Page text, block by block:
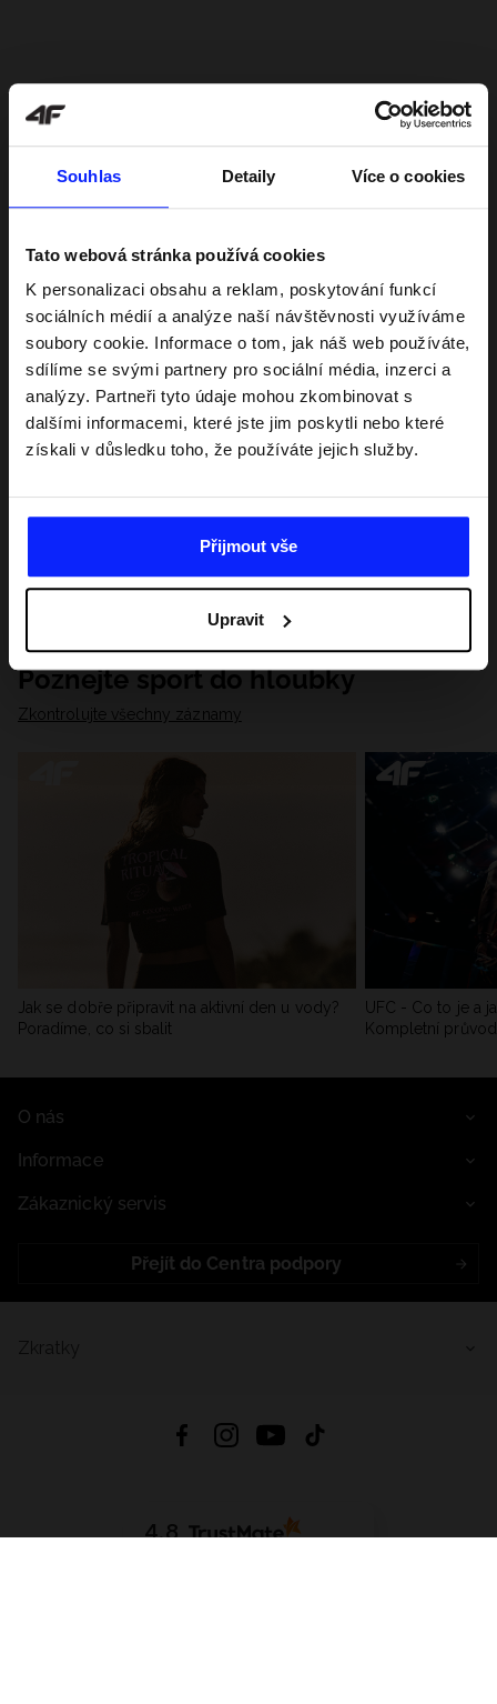
Souhlas Detaily Více o cookies
Tato webová stránka používá cookies
K personalizaci obsahu a reklam, poskytování funkcí
sociálních médií a analýze naší návštěvnosti využíváme
soubory cookie. Informace o tom, jak náš web používáte,
sdílíme se svými partnery pro sociální média, inzerci a
analýzy. Partneři tyto údaje mohou zkombinovat s
dalšími informacemi, které jste jim poskytli nebo které
získali v důsledku toho, že používáte jejich služby.
Přijmout vše
Upravit
Poznejte sport do hloubky
Zkontrolujte všechny záznamy
Jak se dobře připravit na aktivní den u vody?
Poradíme, co si sbalit
UFC - Co to je a
Kompletní
O nás
Informace
Zákaznický servis
Přejít do Centra podpory
4.8